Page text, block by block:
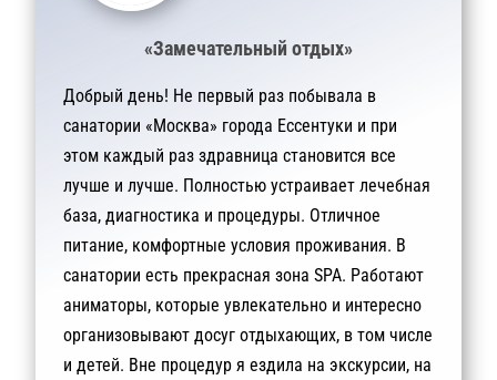
«Замечательный отдых»
Добрый день! Не первый раз побывала в
санатории «Москва» города Ессентуки и при
этом каждый раз здравница становится все
лучше и лучше. Полностью устраивает лечебная
база, диагностика и процедуры. Отличное
питание, комфортные условия проживания. В
санатории есть прекрасная зона SPA. Работают
аниматоры, которые увлекательно и интересно
организовывают досуг отдыхающих, в том числе
и детей. Вне процедур я ездила на экскурсии, на